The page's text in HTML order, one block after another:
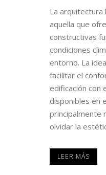
La arquitectura
aquella que
constructivas
condiciones
entorno. La
facilitar el
edificación con
disponibles en
principalmente
olvidar la
LEER MÁS